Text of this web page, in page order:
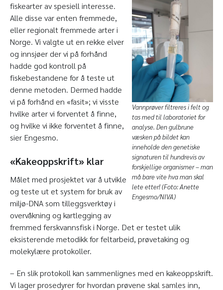
Vannprøver filtreres i felt og
tas med til laboratoriet for
analyse. Den gulbrune
væsken på bildet kan
inneholde den genetiske
signaturen til hundrevis av
forskjellige organismer – man
må bare vite hva man skal
lete etter! (Foto: Anette
Engesmo/NIVA)
fiskearter av spesiell interesse.
Alle disse var enten fremmede,
eller regionalt fremmede arter i
Norge. Vi valgte ut en rekke elver
og innsjøer der vi på forhånd
hadde god kontroll på
fiskebestandene for å teste ut
denne metoden. Dermed hadde
vi på forhånd en «fasit»; vi visste
hvilke arter vi forventet å finne,
og hvilke vi ikke forventet å finne,
sier Engesmo.
«Kakeoppskrift» klar
Målet med prosjektet var å utvikle
og teste ut et system for bruk av
miljø-DNA som tilleggsverktøy i
overvåkning og kartlegging av
fremmed ferskvannsfisk i Norge. Det er testet ulik
eksisterende metodikk for feltarbeid, prøvetaking og
molekylære protokoller.
– En slik protokoll kan sammenlignes med en kakeoppskrift.
Vi lager prosedyrer for hvordan prøvene skal samles inn,